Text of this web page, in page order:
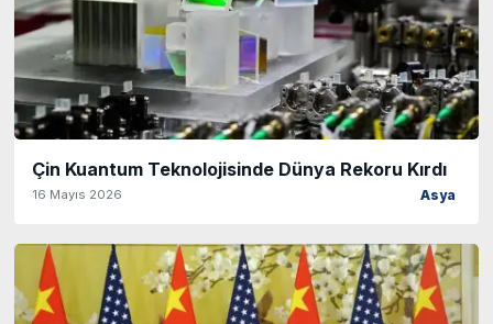
Çin Kuantum Teknolojisinde Dünya Rekoru Kırdı
16 Mayıs 2026 Asya